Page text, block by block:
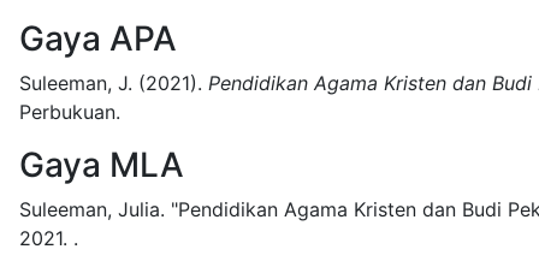
Gaya APA
Suleeman, J. (2021). Pendidikan Agama Kristen dan
Perbukuan.
Gaya MLA
Suleeman, Julia. "Pendidikan Agama Kristen dan Budi
2021. .